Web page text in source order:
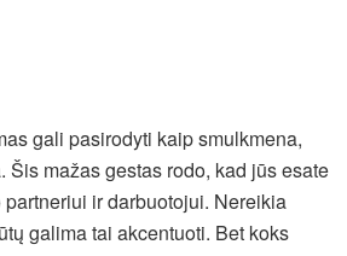
gali pasirodyti kaip smulkmena,
Šis mažas gestas rodo, kad jūs esate
ir darbuotojui. Nereikia
galima tai akcentuoti. Bet koks